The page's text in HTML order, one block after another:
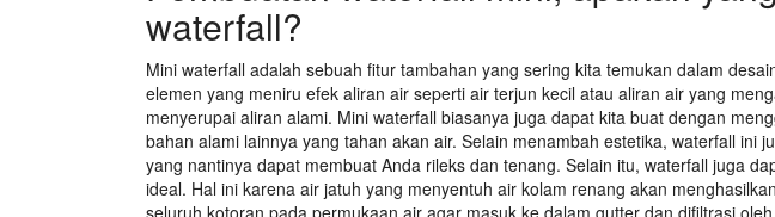
waterfall?
Mini waterfall adalah sebuah fitur tambahan yang sering kita temukan dalam
elemen yang meniru efek aliran air seperti air terjun kecil atau aliran air yang
menyerupai aliran alami. Mini waterfall biasanya juga dapat kita buat dengan
bahan alami lainnya yang tahan akan air. Selain menambah estetika, waterfall ini
yang nantinya dapat membuat Anda rileks dan tenang. Selain itu, waterfall juga
ideal. Hal ini karena air jatuh yang menyentuh air kolam renang akan
seluruh kotoran pada permukaan air agar masuk ke dalam gutter dan difiltrasi oleh